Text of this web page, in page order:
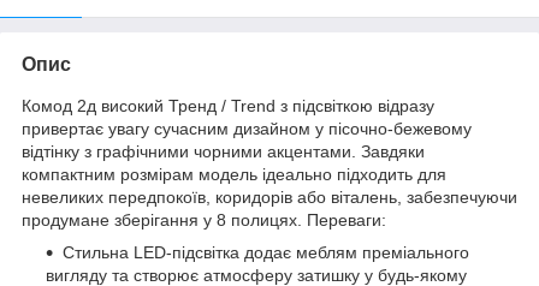
Опис
Комод 2д високий Тренд / Trend з підсвіткою відразу
привертає увагу сучасним дизайном у пісочно-бежевому
відтінку з графічними чорними акцентами. Завдяки
компактним розмірам модель ідеально підходить для
невеликих передпокоїв, коридорів або віталень, забезпечуючи
продумане зберігання у 8 полицях. Переваги:
Стильна LED-підсвітка додає меблям преміального
вигляду та створює атмосферу затишку у будь-якому